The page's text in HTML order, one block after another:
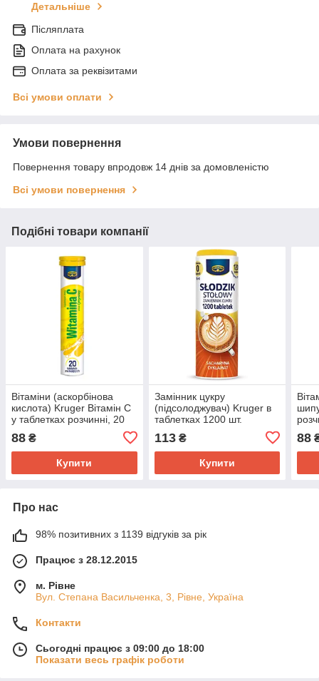
Детальніше
Післяплата
Оплата на рахунок
Оплата за реквізитами
Всі умови оплати
Умови повернення
Повернення товару впродовж 14 днів за домовленістю
Всі умови повернення
Подібні товари компанії
Вітаміни (аскорбінова
кислота) Kruger Вітамін C
у таблетках розчинні, 20
лимона
88 ₴
Купити
Замінник цукру
(підсолоджувач) Kruger в
таблетках 1200 шт.
113₴
Купити
88
Про нас
98% позитивних з 1139 відгуків за рік
Працює з 28.12.2015
м. Рівне
Вул. Степана Васильченка, 3, Рівне, Україна
Контакти
Сьогодні працює з 09:00 до 18:00
Показати весь графік роботи